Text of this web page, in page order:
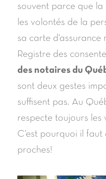
souvent parce que
les volontés de la
sa carte d’assurance
Registre des
des notaires du
sont deux gestes
suffisent pas. Au
respecte toujours les
C’est pourquoi il
proches!